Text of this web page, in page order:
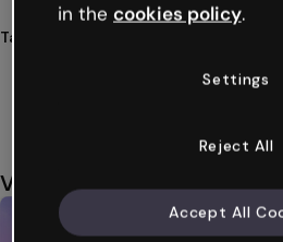
Tags
Ver mais (22)
Você também pode gostar
in the cookies policy.
Settings
Reject All
Accept All